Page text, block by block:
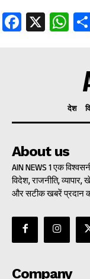
X
देश
About us
AIN NEWS 1 एक
विदेश, राजनीति,
और सटीक खबरें प्रदान
Company